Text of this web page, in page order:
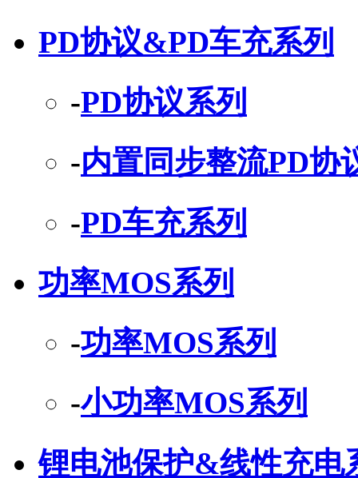
PD协议&PD车充系列
-PD协议系列
-内置同步整流PD协
-PD车充系列
功率MOS系列
-功率MOS系列
-小功率MOS系列
锂电池保护&线性充电